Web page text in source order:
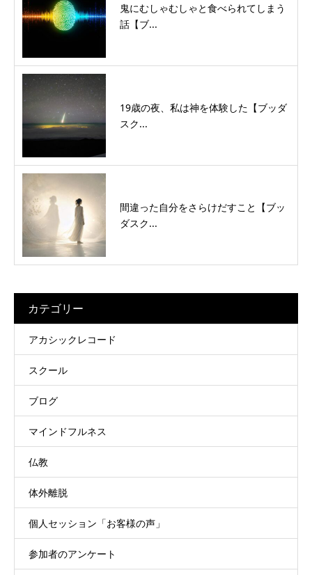
鬼にむしゃむしゃと食べられてしまう
話【ブ...
19歳の夜、私は神を体験した【ブッダ
スク...
間違った自分をさらけだすこと【ブッ
ダスク...
カテゴリー
アカシックレコード
スクール
ブログ
マインドフルネス
仏教
体外離脱
個人セッション「お客様の声」
参加者のアンケート